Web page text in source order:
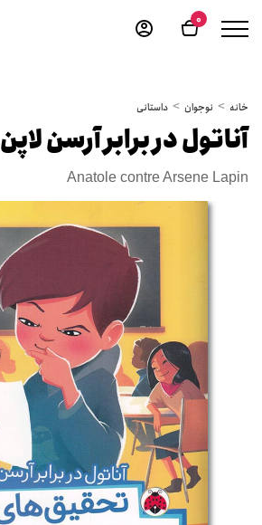
0
خانه نوجوان داستانی
آناتول در برابر آرسن لاپن
Anatole contre Arsene Lapin